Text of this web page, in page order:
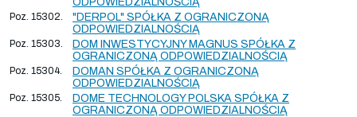
Poz. 15302.
"DERPOL" SPÓŁKA Z OGRANICZONĄ
ODPOWIEDZIALNOŚCIĄ
Poz. 15303.
DOM INWESTYCYJNY MAGNUS SPÓŁKA Z
OGRANICZONĄ ODPOWIEDZIALNOŚCIĄ
Poz. 15304.
DOMAN SPÓŁKA Z OGRANICZONĄ
ODPOWIEDZIALNOŚCIĄ
Poz. 15305.
DOME TECHNOLOGY POLSKA SPÓŁKA Z
OGRANICZONĄ ODPOWIEDZIALNOŚCIĄ